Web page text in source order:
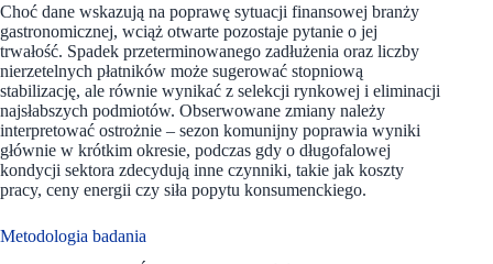
Choć dane wskazują na poprawę sytuacji finansowej branży
gastronomicznej, wciąż otwarte pozostaje pytanie o jej
trwałość. Spadek przeterminowanego zadłużenia oraz liczby
nierzetelnych płatników może sugerować stopniową
stabilizację, ale równie wynikać z selekcji rynkowej i eliminacji
najsłabszych podmiotów. Obserwowane zmiany należy
interpretować ostrożnie – sezon komunijny poprawia wyniki
głównie w krótkim okresie, podczas gdy o długofalowej
kondycji sektora zdecydują inne czynniki, takie jak koszty
pracy, ceny energii czy siła popytu konsumenckiego.
Metodologia badania